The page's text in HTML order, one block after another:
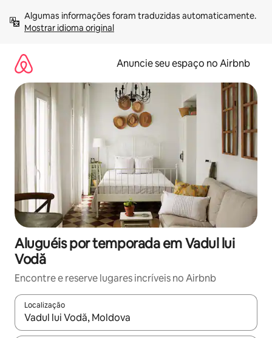
para
Mostrar idioma original
Anuncie seu espaço no Airbnb
Aluguéis por temporada em Vadul lui
Vodă
Encontre e reserve lugares incríveis no Airbnb
Localização
Quando os resultados estiverem disponíveis, explore-os